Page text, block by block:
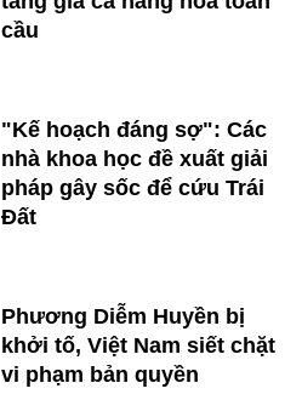
cầu
"Kế hoạch đáng sợ": Các
nhà khoa học đề xuất giải
pháp gây sốc để cứu Trái
Đất
Phương Diễm Huyền bị
khởi tố, Việt Nam siết chặt
vi phạm bản quyền